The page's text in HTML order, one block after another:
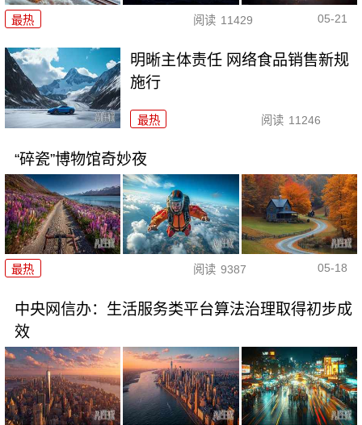
最热 阅读 11429 05-21
明晰主体责任 网络食品销售新规
施行
最热 阅读 11246
“碎瓷”博物馆奇妙夜
最热 阅读 9387 05-18
中央网信办：生活服务类平台算法治理取得初步成
效